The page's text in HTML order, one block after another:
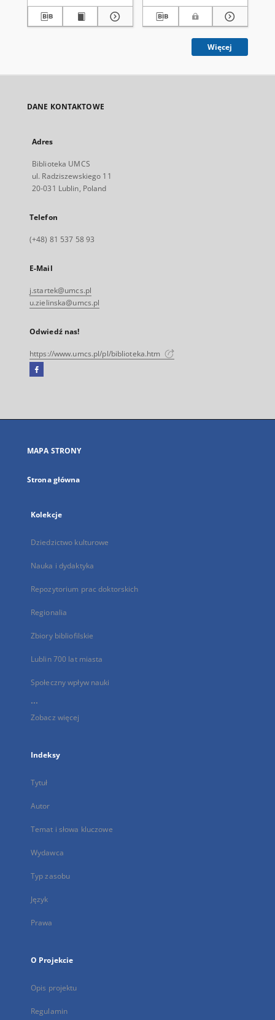
Więcej
DANE KONTAKTOWE
Adres
Biblioteka UMCS
ul. Radziszewskiego 11
20-031 Lublin, Poland
Telefon
(+48) 81 537 58 93
E-Mail
j.startek@umcs.pl
u.zielinska@umcs.pl
Odwiedź nas!
https://www.umcs.pl/pl/biblioteka.htm
Facebook
się
karcie
MAPA STRONY
Strona główna
Kolekcje
Dziedzictwo kulturowe
Nauka i dydaktyka
Repozytorium prac doktorskich
Regionalia
Zbiory bibliofilskie
Lublin 700 lat miasta
Społeczny wpływ nauki
...
Zobacz więcej
Indeksy
Tytuł
Autor
Temat i słowa kluczowe
Wydawca
Typ zasobu
Język
Prawa
O Projekcie
Opis projektu
Regulamin